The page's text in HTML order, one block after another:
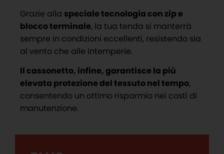
Grazie alla speciale tecnologia con zip e
blocco terminale, la tua tenda si manterrà
sempre in condizioni eccellenti, resistendo sia
al vento che alle intemperie.
Il cassonetto, infine, garantisce la più
elevata protezione del tessuto nel tempo,
consentendo un ottimo risparmio nei costi di
manutenzione.